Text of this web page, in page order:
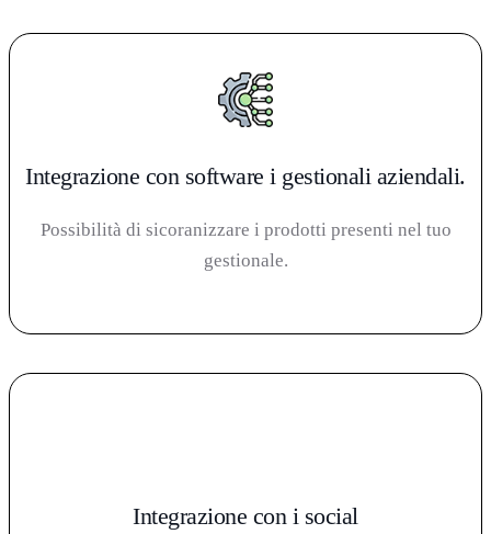
Integrazione con software i gestionali aziendali.
Possibilità di sicoranizzare i prodotti presenti nel tuo
gestionale.
Integrazione con i social